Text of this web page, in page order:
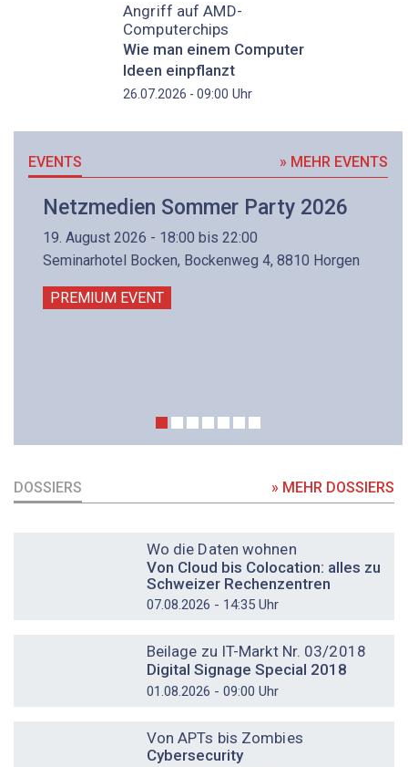
Angriff auf AMD-
Computerchips
Wie man einem Computer
Ideen einpflanzt
26.07.2026 - 09:00 Uhr
EVENTS » MEHR EVENTS
Netzmedien Sommer Party 2026
19. August 2026 - 18:00 bis 22:00
Seminarhotel Bocken, Bockenweg 4, 8810 Horgen
PREMIUM EVENT
DOSSIERS » MEHR DOSSIERS
Wo die Daten wohnen
Von Cloud bis Colocation: alles zu
Schweizer Rechenzentren
07.08.2026 - 14:35 Uhr
Beilage zu IT-Markt Nr. 03/2018
Digital Signage Special 2018
01.08.2026 - 09:00 Uhr
Von APTs bis Zombies
Cybersecurity